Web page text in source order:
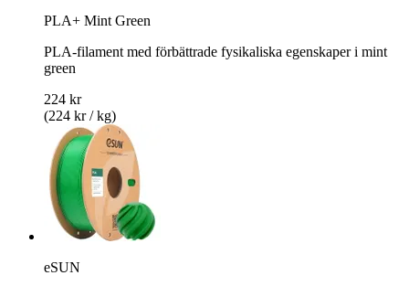
PLA+ Mint Green
PLA-filament med förbättrade fysikaliska egenskaper i mint
green
224 kr
(224 kr / kg)
eSUN